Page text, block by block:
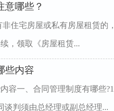
意哪些？
住宅房屋或私有房屋租赁的
，领取《房屋租赁...
些内容
容一、合同管理制度有哪些
谈判须由总经理或副总经理...